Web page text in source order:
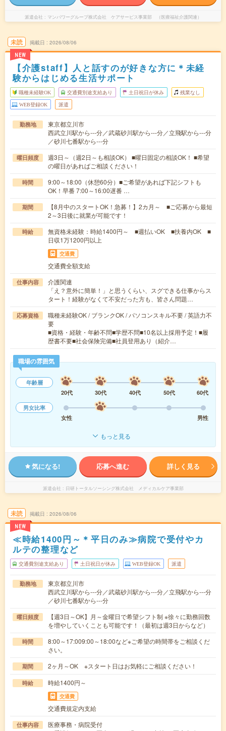
派遣会社 マンパワーグループ株式会社 ケアサービス事業部 （医療福祉介護関連）
未読
NEW
掲載日 2026/08/06
【介護staff】人と話すのが好きな方に＊未経
験からはじめる生活サポート
職種未経験OK 交通費別途支給あり 土日祝日が休み 残業なし
WEB登録OK 派遣
勤務地
東京都立川市
西武立川駅から---分／武蔵砂川駅から---分／立飛駅から---分
／砂川七番駅から---分
曜日頻度
週3日～（週2日～も相談OK） ■曜日固定の相談OK！ ■希望
の曜日があればご相談ください！
時間
9:00～18:00（休憩60分）■ご希望があれば下記シフトも
OK！早番 7:00～16:00遅番 …
期間
【8月中のスタートOK！急募！】2カ月～ ■ご応募から最短
2～3日後に就業が可能です！
時給
無資格未経験：時給1400円～ ■週払いOK ■扶養内OK ■
日収1万1200円以上
交通費
交通費全額支給
仕事内容
介護関連
「え？意外に簡単！」と思うくらい、スグできる仕事からス
タート！経験がなくて不安だった方も、皆さん問題…
応募資格
職種未経験OK / ブランクOK / パソコンスキル不要 / 英語力不
要
■資格・経験・年齢不問■学歴不問■10名以上採用予定！■履
歴書不要■社会保険完備■社員登用あり（紹介…
職場の雰囲気
年齢層
20代
30代 40代 50代
60代
男女比率
女性
男性
もっと見る
気になる! 応募へ進む 詳しく見る
派遣会社 日研トータルソーシング株式会社 メディカルケア事業部
未読
NEW
掲載日 2026/08/06
≪時給1400円～＊平日のみ≫病院で受付やカ
ルテの整理など
交通費別途支給あり 土日祝日が休み WEB登録OK 派遣
勤務地
東京都立川市
西武立川駅から---分／武蔵砂川駅から---分／立飛駅から---分
／砂川七番駅から---分
曜日頻度
【週3日～OK】月～金曜日で希望シフト制 ※徐々に勤務回数
を増やしていくことも可能です！（最初は週3日からなど）
時間
8:00～17:009:00～18:00など※ご希望の時間帯をご相談くだ
さい。
期間 2ヶ月～OK ※スタート日はお気軽にご相談ください！
時給 時給1400円～
交通費
交通費規定内支給
仕事内容
医療事務・病院受付